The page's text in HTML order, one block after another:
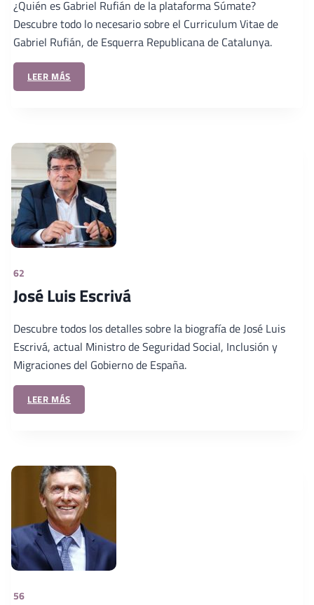
¿Quién es Gabriel Rufián de la plataforma Súmate?
Descubre todo lo necesario sobre el Curriculum Vitae de
Gabriel Rufián, de Esquerra Republicana de Catalunya.
LEER MÁS
62
José Luis Escrivá
Descubre todos los detalles sobre la biografía de José Luis
Escrivá, actual Ministro de Seguridad Social, Inclusión y
Migraciones del Gobierno de España.
LEER MÁS
56